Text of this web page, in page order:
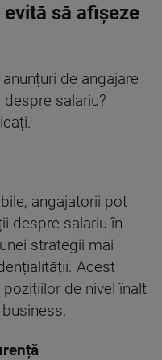
să afișeze
de angajare
salariu?
angajatorii pot
despre salariu în
strategii mai
Acest
pozițiilor de nivel înalt